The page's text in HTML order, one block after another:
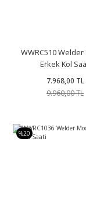
WWRC510
Erkek Kol
7.968,00 TL
9.960,00 TL
%20